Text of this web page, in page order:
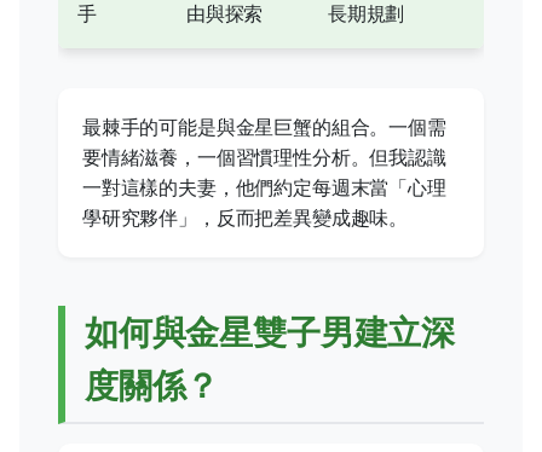
手
由與探索
長期規劃
最棘手的可能是與金星巨蟹的組合。一個需
要情緒滋養，一個習慣理性分析。但我認識
一對這樣的夫妻，他們約定每週末當「心理
學研究夥伴」，反而把差異變成趣味。
如何與金星雙子男建立深
度關係？